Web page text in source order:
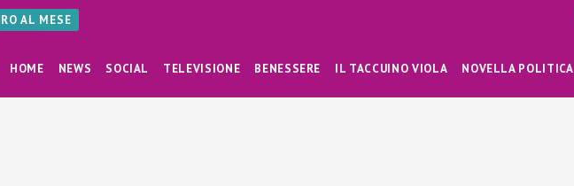
AL MESE
HOME NEWS SOCIAL TELEVISIONE BENESSERE IL TACCUINO VIOLA NOVELLA POLITICA